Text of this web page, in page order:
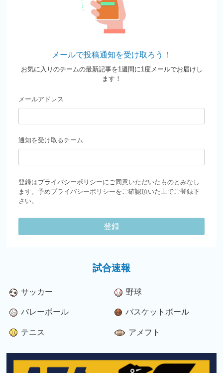
メールで投稿通知を受け取ろう！
お気に入りのチームの最新記事を1週間に1度メールでお届けし
ます！
メールアドレス
通知を受け取るチーム
登録はプライバシーポリシーにご同意いただいたものとみなし
ます。予めプライバシーポリシーをご確認頂いた上でご登録下
さい。
登録
試合速報
サッカー 野球
バレーボール バスケットボール
テニス アメフト